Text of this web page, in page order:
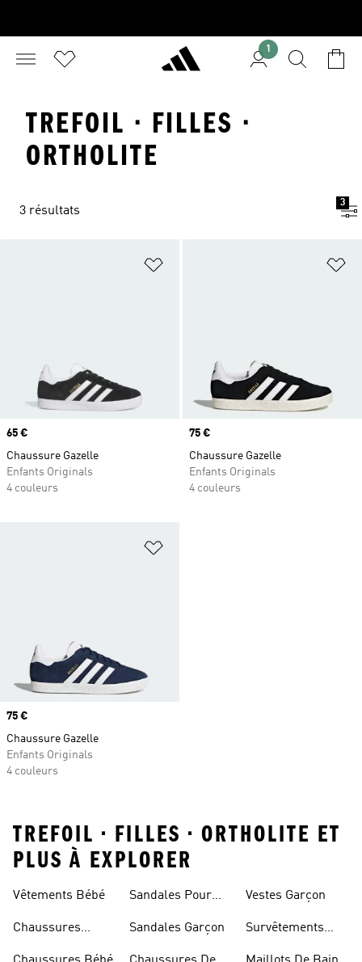
1
TREFOIL · FILLES ·
ORTHOLITE
3 résultats
3
Ajouter à la Liste de produits
Prix
65 €
Chaussure Gazelle
Enfants Originals
4 couleurs
Prix
75 €
Chaussure Gazelle
Enfants Originals
4 couleurs
Prix
75 €
Chaussure Gazelle
Enfants Originals
4 couleurs
TREFOIL • FILLES • ORTHOLITE ET
PLUS À EXPLORER
Vêtements Bébé
Chaussures
Sandales Pour
Sandales Garçon
Vestes Garçon
Survêtements